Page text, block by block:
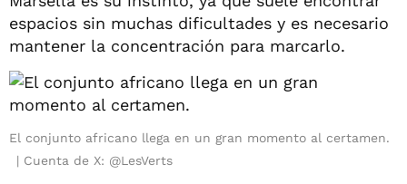
espacios sin muchas dificultades y es necesario
mantener la concentración para marcarlo.
El conjunto africano llega en un gran momento al certamen.
Cuenta de X: @LesVerts